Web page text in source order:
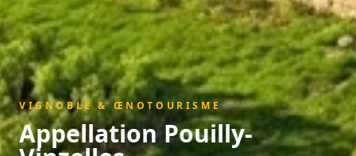
VIGNOBLE & ŒNOTOURISME
AppellationPouilly-